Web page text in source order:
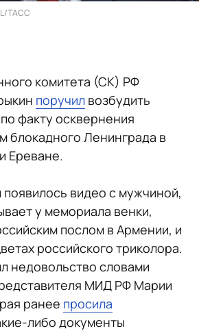
ТАСС
комитета (СК) РФ
поручил возбудить
факту осквернения
блокадного Ленинграда в
Ереване.
появилось видео с мужчиной,
у мемориала венки,
послом в Армении, и
российского триколора.
недовольство словами
МИД РФ Марии
ранее просила
либо документы